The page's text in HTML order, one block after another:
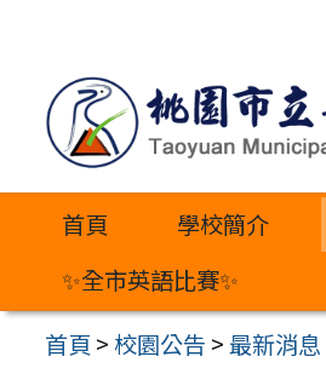
內
首頁 學校簡介
✨全市英語比賽✨
首頁 >校園公告 >最新消息